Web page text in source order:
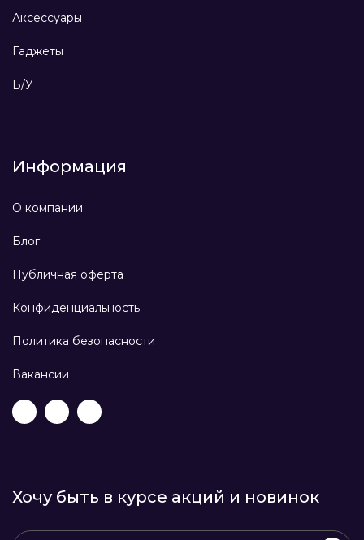
Аксессуары
Гаджеты
Б/У
Информация
О компании
Блог
Публичная оферта
Конфиденциальность
Политика безопасности
Вакансии
Хочу быть в курсе акций и новинок